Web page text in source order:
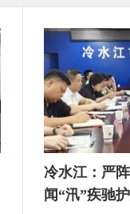
冷水江：严
闻“汛”疾驰